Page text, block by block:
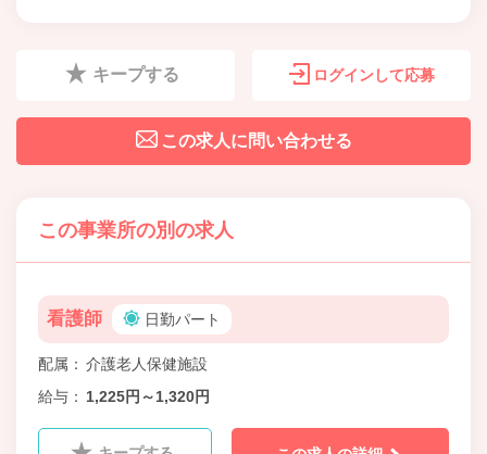
キープする ログインして応募
この求人に問い合わせる
この事業所の別の求人
看護師 日勤パート
配属
介護老人保健施設
給与
1,225円～1,320円